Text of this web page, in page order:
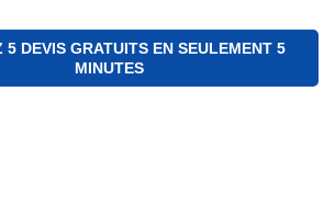
5 DEVIS GRATUITS EN SEULEMENT 5
MINUTES